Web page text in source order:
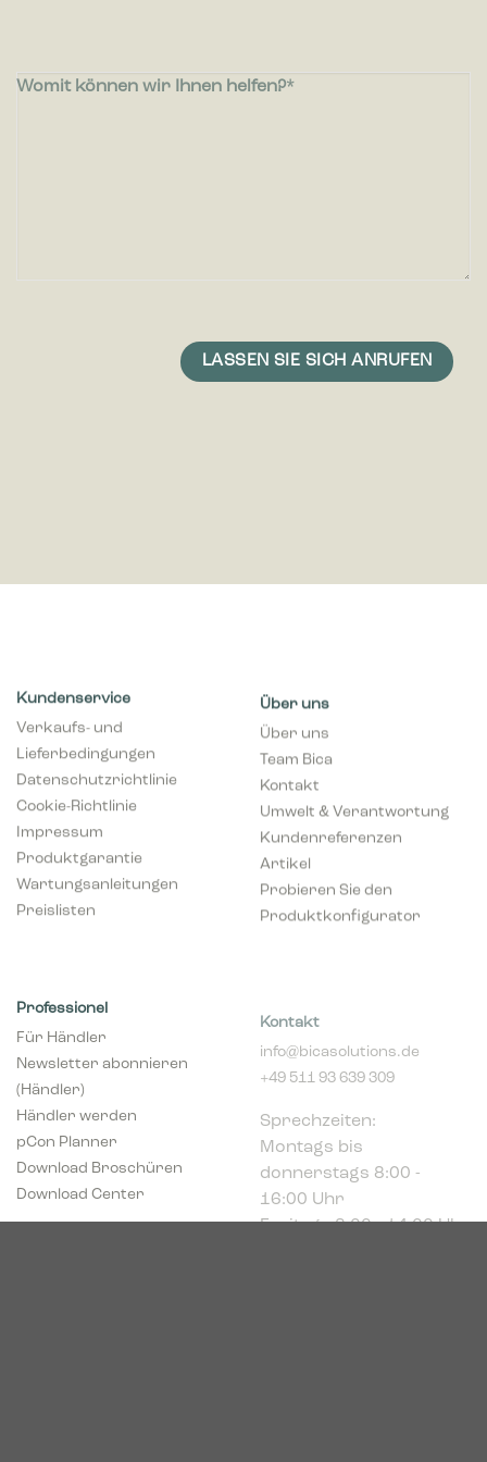
Womit können wir Ihnen helfen?
Kundenservice
Verkaufs- und
Lieferbedingungen
Datenschutzrichtlinie
Cookie-Richtlinie
Impressum
Produktgarantie
Wartungsanleitungen
Preislisten
Über uns
Über uns
Team Bica
Kontakt
Umwelt & Verantwortung
Kundenreferenzen
Artikel
Probieren Sie den
Produktkonfigurator
+49 511 93 639 309
Montags bis
donnerstags 8:00 -
16:00 Uhr
Freitags 8:00 - 14:00 Uhr